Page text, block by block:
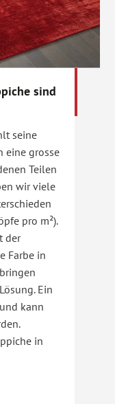
sind
seine
eine grosse
Teilen
wir viele
pro m²).
der
Farbe in
Ein
kann
in